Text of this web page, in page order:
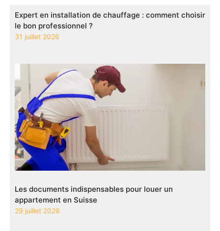
Expert en installation de chauffage : comment choisir
le bon professionnel ?
31 juillet 2026
Les documents indispensables pour louer un
appartement en Suisse
29 juillet 2026